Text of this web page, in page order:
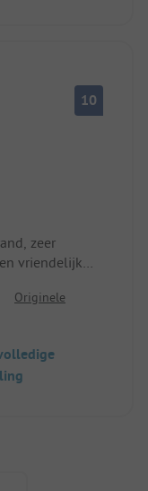
10
zeer
vriendelijk
Originele